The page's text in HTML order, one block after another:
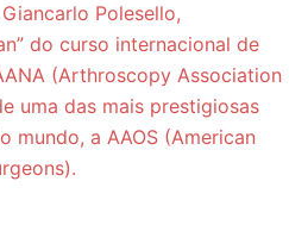
Polesello,
do curso internacional de
(Arthroscopy Association
uma das mais prestigiosas
mundo, a AAOS (American